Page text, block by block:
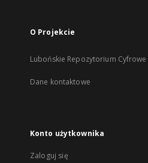
O Projekcie
Lubońskie Repozytorium Cyfrowe
Dane kontaktowe
Konto użytkownika
Zaloguj się